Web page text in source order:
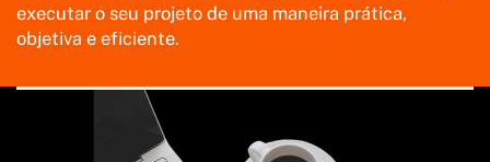
executar o seu projeto de uma maneira prática,
objetiva e eficiente.